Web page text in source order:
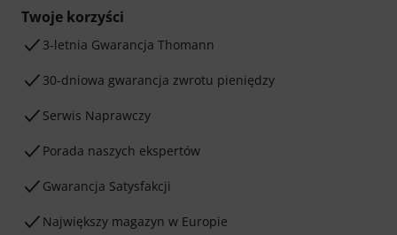
Twoje korzyści
3-letnia Gwarancja Thomann
30-dniowa gwarancja zwrotu pieniędzy
Serwis Naprawczy
Porada naszych ekspertów
Gwarancja Satysfakcji
Największy magazyn w Europie